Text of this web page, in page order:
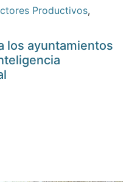
Productivos,
los ayuntamientos